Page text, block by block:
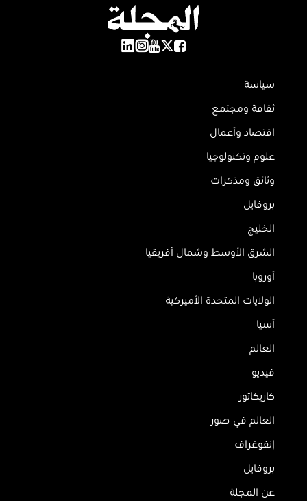
سياسة
ثقافة ومجتمع
اقتصاد وأعمال
علوم وتكنولوجيا
وثائق ومذكرات
بروفايل
الخليج
الشرق الأوسط وشمال أفريقيا
أوروبا
الولايات المتحدة الأميركية
آسيا
العالم
فيديو
كاريكاتور
العالم في صور
إنفوغراف
بروفايل
عن المجلة